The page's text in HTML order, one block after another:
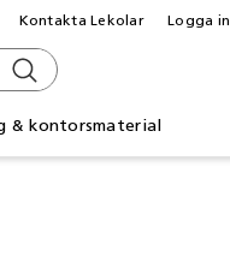
& kontorsmaterial
Kontakta Lekolar Logga